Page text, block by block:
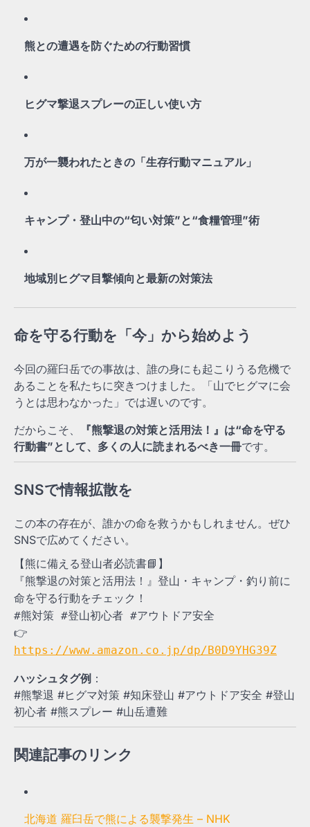
熊との遭遇を防ぐための行動習慣
ヒグマ撃退スプレーの正しい使い方
万が一襲われたときの「生存行動マニュアル」
キャンプ・登山中の“匂い対策”と“食糧管理”術
地域別ヒグマ目撃傾向と最新の対策法
命を守る行動を「今」から始めよう
今回の羅臼岳での事故は、誰の身にも起こりうる危機で
あることを私たちに突きつけました。「山でヒグマに会
うとは思わなかった」では遅いのです。
だからこそ、
『熊撃退の対策と活用法！』は“命を守る
行動書”として、多くの人に読まれるべき一冊です。
SNSで情報拡散を
この本の存在が、誰かの命を救うかもしれません。ぜひ
SNSで広めてください。
【熊に備える登山者必読書📘】
『熊撃退の対策と活用法！』登山・キャンプ・釣り前に
命を守る行動をチェック！
#熊対策 #登山初心者 #アウトドア安全
👉
https://www.amazon.co.jp/dp/B0D9YHG39Z
ハッシュタグ例 ：
#熊撃退 #ヒグマ対策 #知床登山 #アウトドア安全 #登山
初心者 #熊スプレー #山岳遭難
関連記事のリンク
北海道 羅臼岳で熊による襲撃発生 – NHK